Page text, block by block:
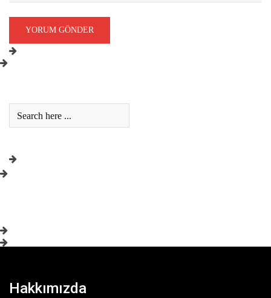
Hakkımızda